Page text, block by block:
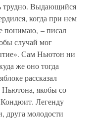
трудно. Выдающийся
когда при нем
понимаю, – писал
случай мог
Сам Ньютон ни
же оно тогда
рассказал
Ньютона, якобы со
Легенду
друга молодости